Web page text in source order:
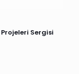
Projeleri Sergisi